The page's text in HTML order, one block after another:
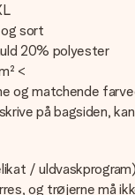
og sort
20% polyester
<
og matchende
på bagsiden,
/
og trøjerne må